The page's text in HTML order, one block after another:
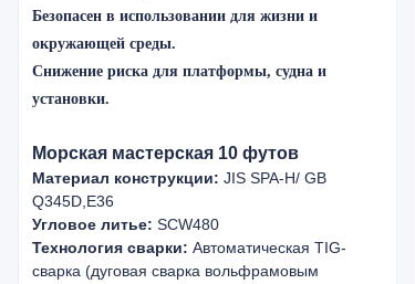
Безопасен в использовании для жизни и
окружающей среды.
Снижение риска для платформы, судна и
установки.
Морская мастерская 10 футов
Материал конструкции: JIS SPA-H/ GB
Q345D,E36
Угловое литье: SCW480
Технология сварки: Автоматическая TIG-
сварка (дуговая сварка вольфрамовым